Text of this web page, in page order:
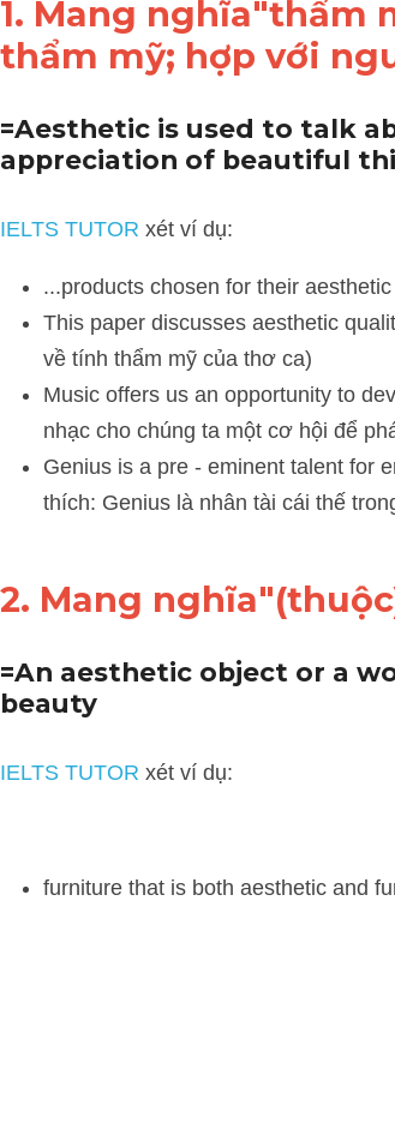
1. Mang nghĩa"thẩm
thẩm mỹ; hợp với
=Aesthetic is used to talk
appreciation of beautiful
...products chosen for their aesthetic
This paper discusses aesthetic qualities of
của thơ ca)
Music offers us an opportunity to develop
một cơ hội để phát triển cảm nhận thẩm mỹ)
Genius is a pre - eminent talent for
nhân tài cái thế trong việc thu hút cái nhìn
2. Mang
=An aesthetic object or a
beauty